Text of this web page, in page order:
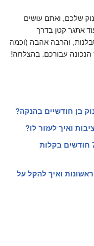
שלכם, ואתם עושים
אתגר קטן בדרך
והרבה אהבה (וכמה
הנכונה עבורכם. בהצלחה!
בן חודשיים בהנקה?
ואיך לעזור לו?
איך לעודד זחילת גחון לתינוק בן 7 חודשים בקלות
ואיך להקל על